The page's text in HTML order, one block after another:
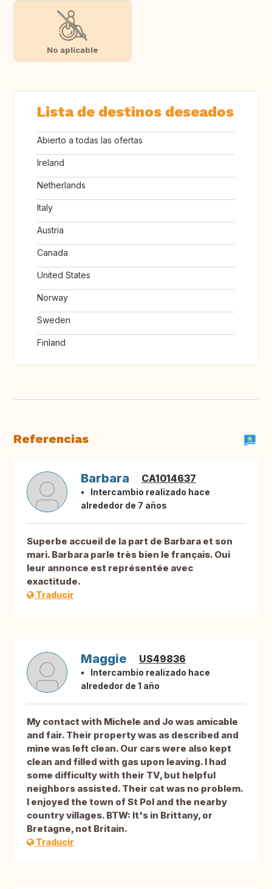
No aplicable
Lista de destinos deseados
Abierto a todas las ofertas
Ireland
Netherlands
Italy
Austria
Canada
United States
Norway
Sweden
Finland
Referencias
Barbara CA1014637
Intercambio realizado hace
alrededor de 7 años
Superbe accueil de la part de Barbara et son
mari. Barbara parle très bien le français. Oui
leur annonce est représentée avec
exactitude.
Traducir
Maggie US49836
Intercambio realizado hace
alrededor de 1 año
My contact with Michele and Jo was amicable
and fair. Their property was as described and
mine was left clean. Our cars were also kept
clean and filled with gas upon leaving. I had
some difficulty with their TV, but helpful
neighbors assisted. Their cat was no problem.
I enjoyed the town of St Pol and the nearby
country villages. BTW: It's in Brittany, or
Bretagne, not Britain.
Traducir